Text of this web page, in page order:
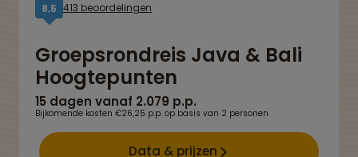
8,5 413 beoordelingen
Groepsrondreis Java & Bali
Hoogtepunten
15 dagen vanaf 2.079 p.p.
Bijkomende kosten €26,25 p.p. op basis van 2 personen
Data & prijzen